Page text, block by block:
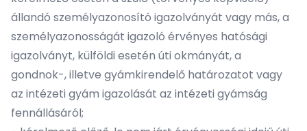
állandó személyazonosító igazolványát vagy más, a
személyazonosságát igazoló érvényes hatósági
igazolványt, külföldi esetén úti okmányát, a
gondnok-, illetve gyámkirendelő határozatot vagy
az intézeti gyám igazolását az intézeti gyámság
fennállásáról;